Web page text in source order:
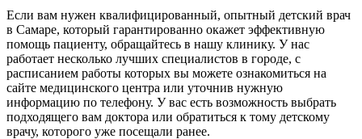
Если вам нужен квалифицированный, опытный детский врач
в Самаре, который гарантированно окажет эффективную
помощь пациенту, обращайтесь в нашу клинику. У нас
работает несколько лучших специалистов в городе, с
расписанием работы которых вы можете ознакомиться на
сайте медицинского центра или уточнив нужную
информацию по телефону. У вас есть возможность выбрать
подходящего вам доктора или обратиться к тому детскому
врачу, которого уже посещали ранее.